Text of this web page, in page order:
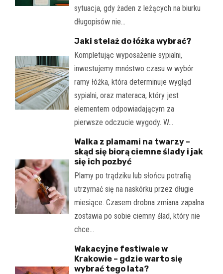
sytuacja, gdy żaden z leżących na biurku
długopisów nie…
Jaki stelaż do łóżka wybrać?
Kompletując wyposażenie sypialni,
inwestujemy mnóstwo czasu w wybór
ramy łóżka, która determinuje wygląd
sypialni, oraz materaca, który jest
elementem odpowiadającym za
pierwsze odczucie wygody. W…
Walka z plamami na twarzy –
skąd się biorą ciemne ślady i jak
się ich pozbyć
Plamy po trądziku lub słońcu potrafią
utrzymać się na naskórku przez długie
miesiące. Czasem drobna zmiana zapalna
zostawia po sobie ciemny ślad, który nie
chce…
Wakacyjne festiwale w
Krakowie – gdzie warto się
wybrać tego lata?